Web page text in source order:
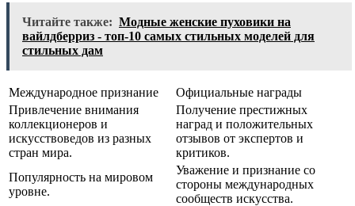
Читайте также: Модные женские пуховики на
вайлдберриз - топ-10 самых стильных моделей для
стильных дам
Международное признание
Официальные награды
Привлечение внимания
коллекционеров и
искусствоведов из разных
стран мира.
Получение престижных
наград и положительных
отзывов от экспертов и
критиков.
Популярность на мировом
уровне.
Уважение и признание со
стороны международных
сообществ искусства.